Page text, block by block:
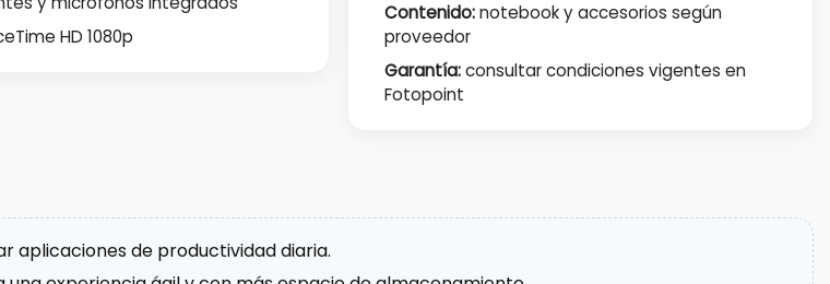
HD 1080p
Contenido:notebook y accesorios según
proveedor
Garantía:consultar condiciones vigentes en
Fotopoint
aplicaciones de productividad diaria.